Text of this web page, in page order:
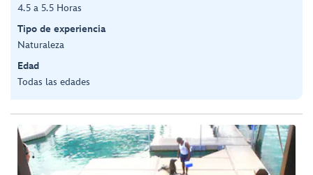
4.5 a 5.5 Horas
Tipo de experiencia
Naturaleza
Edad
Todas las edades